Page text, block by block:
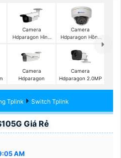
Camera
Hdparagon Hình
Camera
Hdparagon Hồng
Camera
Hdparagon
Camera
Hdparagon 2.0MP
Tplink Switch Tplink
Giá Rẻ
AM